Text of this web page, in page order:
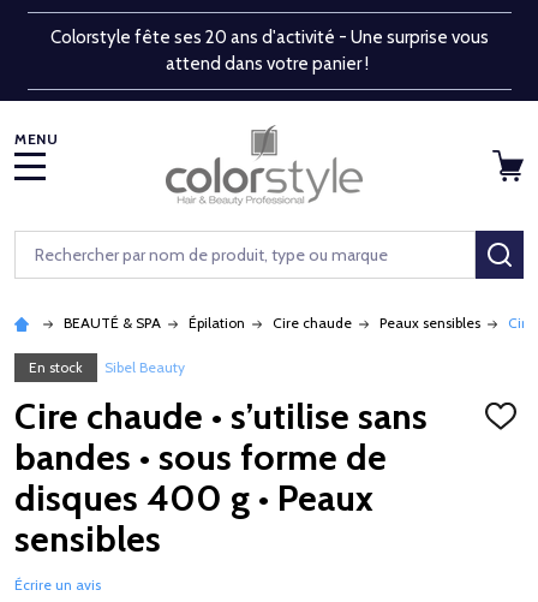
Colorstyle fête ses 20 ans d'activité - Une surprise vous
attend dans votre panier !
Rechercher
BEAUTÉ & SPA Épilation Cire chaude Peaux sensibles Cire
En stock Sibel Beauty
Cire chaude • s’utilise sans
bandes • sous forme de
disques 400 g • Peaux
sensibles
Écrire un avis